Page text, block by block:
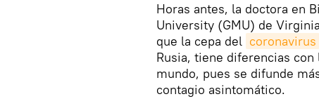
Horas antes, la doctora en
University (GMU) de
que la cepa del coronavirus
Rusia, tiene diferencias
mundo, pues se difunde
contagio asintomático.